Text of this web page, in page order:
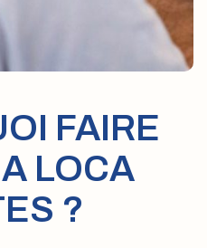
FAIRE
LOCA
?